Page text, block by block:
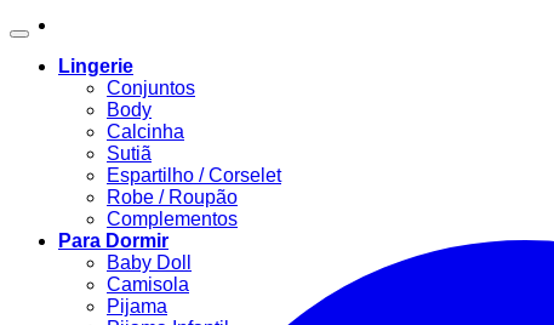
Lingerie
Conjuntos
Body
Calcinha
Sutiã
Espartilho / Corselet
Robe / Roupão
Complementos
Para Dormir
Baby Doll
Camisola
Pijama